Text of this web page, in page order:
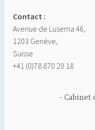
Contact :
Avenue de Luserna 46,
1203 Genève,
Suisse
+41 (0)78 870 20 18
Cabinet